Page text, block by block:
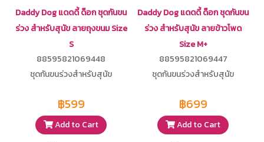
Daddy Dog แดดดี้ ด็อก ชุดกันขน
ร่วง สำหรับสุนัข ลายถุงขนม Size
S
88595821069448
ชุดกันขนร่วงสำหรับสุนัข
฿599
Add to Cart
Daddy Dog แดดดี้ ด็อก ชุดกันขน
ร่วง สำหรับสุนัข ลายข้าวโพด
Size M+
88595821069447
ชุดกันขนร่วงสำหรับสุนัข
฿699
Add to Cart